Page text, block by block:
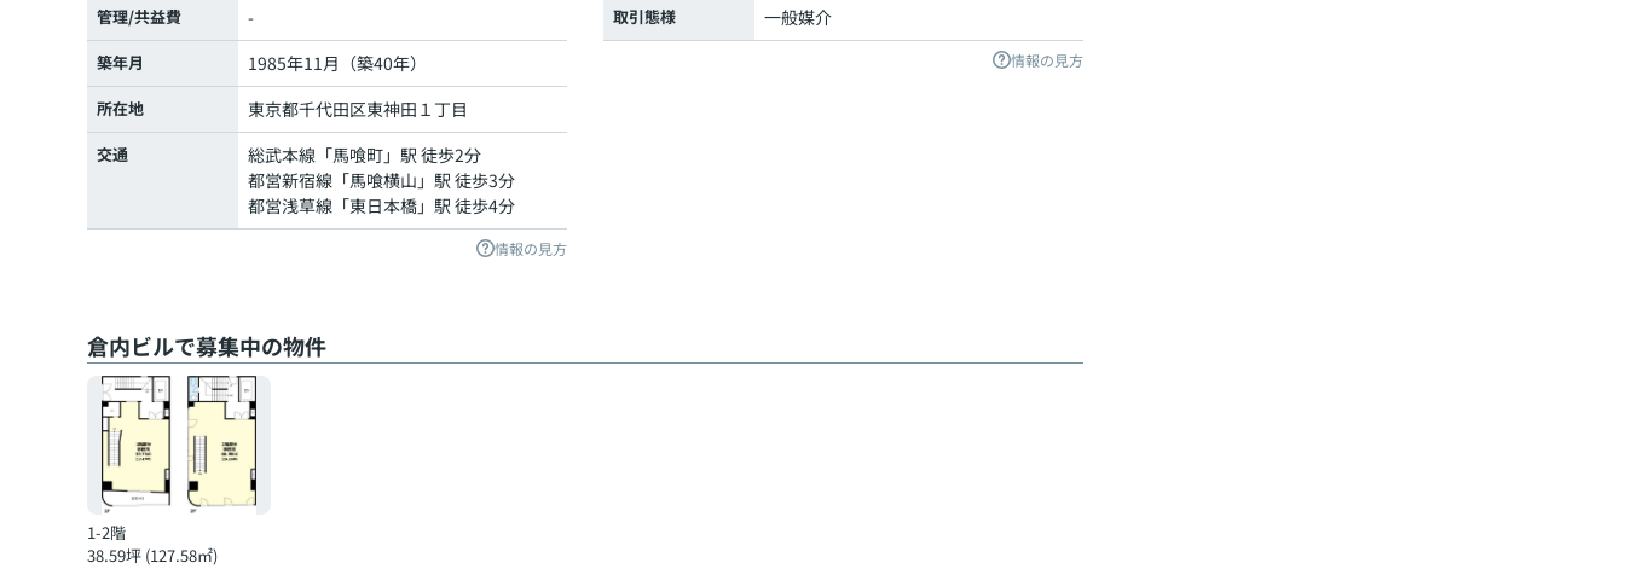
管理/共益費 -
築年月 1985年11月（築40年）
所在地 東京都千代田区東神田 １丁目
交通 総武本線 「馬喰町」駅 徒歩2分
都営新宿線 「馬喰横山 」駅 徒歩3分
都営浅草線 「東日本橋」駅 徒歩4分
情報の見方
取引態様 一般媒介
情報の見方
倉内ビルで募集中の物件
1-2階
38.59坪 (127.58㎡)